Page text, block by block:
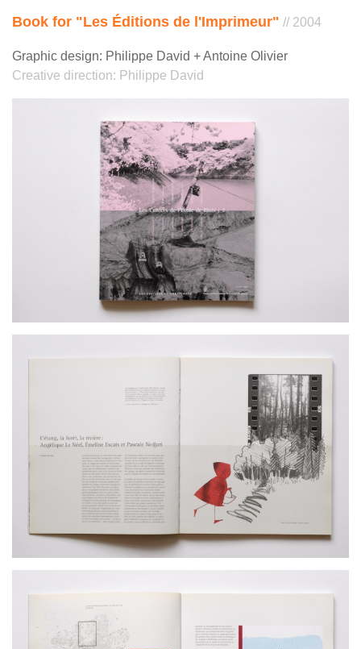
Book for "Les Éditions de l'Imprimeur" // 2004
Graphic design: Philippe David + Antoine Olivier
Creative direction: Philippe David